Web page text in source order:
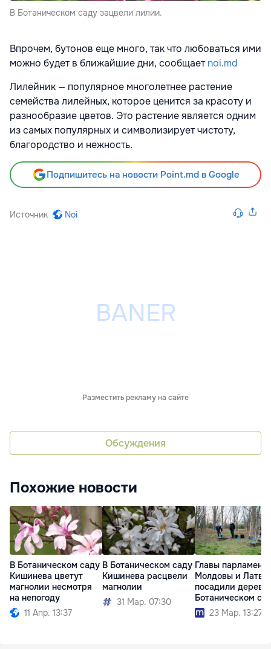
В Ботаническом саду зацвели лилии.
Впрочем, бутонов еще много, так что любоваться ими
можно будет в ближайшие дни, сообщаетnoi.md
Лилейник — популярное многолетнее растение
семейства лилейных, которое ценится за красоту и
разнообразие цветов. Это растение является одним
из самых популярных и символизирует чистоту,
благородство и нежность.
Подпишитесь на новости Point.md в Google
Источник Noi
Разместить рекламу на сайте
Обсуждения
Похожие новости
В Ботаническом саду
Кишинева цветут
магнолии несмотря
на непогоду
11 Апр. 13:37
В Ботаническом саду
Кишинева расцвели
магнолии
31 Мар. 07:30
Главы
Молдовы и
посадили
Ботаническом
23 Мар. 13:27